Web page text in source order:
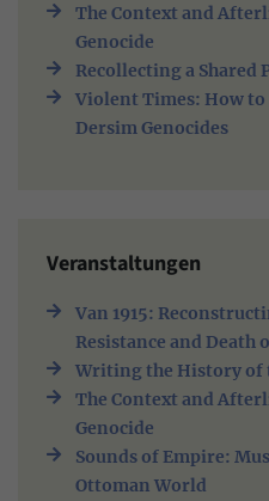
The Context and
Genocide
Recollecting a
Violent Times: How to
Dersim Genocides
Veranstaltungen
Van 1915:
Resistance and Death
Writing the History of
The Context and
Genocide
Sounds of Empire:
Ottoman World